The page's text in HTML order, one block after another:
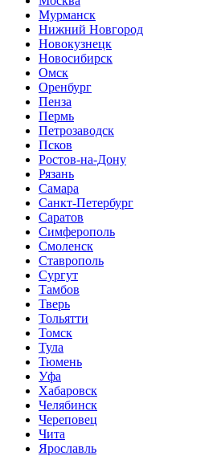
Мурманск
Нижний Новгород
Новокузнецк
Новосибирск
Омск
Оренбург
Пенза
Пермь
Петрозаводск
Псков
Ростов-на-Дону
Рязань
Самара
Санкт-Петербург
Саратов
Симферополь
Смоленск
Ставрополь
Сургут
Тамбов
Тверь
Тольятти
Томск
Тула
Тюмень
Уфа
Хабаровск
Челябинск
Череповец
Чита
Ярославль